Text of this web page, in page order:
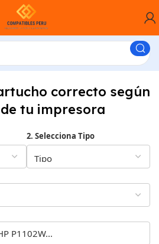
correcto según
tu impresora
2. Selecciona Tipo